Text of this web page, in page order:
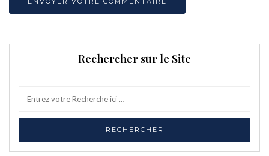
Rechercher sur le Site